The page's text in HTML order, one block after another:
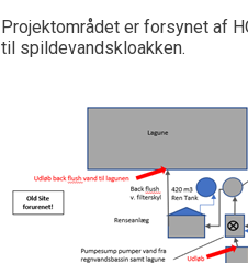
Projektområdet er forsynet af
til spildevandskloakken.